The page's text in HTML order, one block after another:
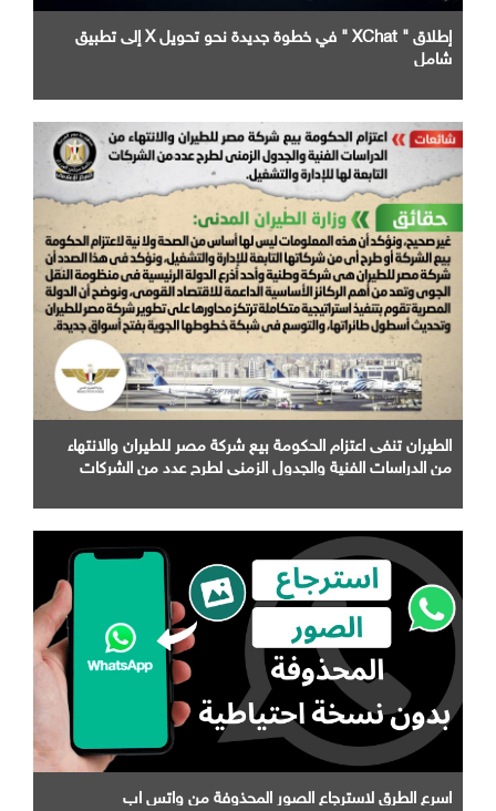
إطلاق " XChat " في خطوة جديدة نحو تحويل X إلى تطبيق
شامل
الطيران تنفى اعتزام الحكومة بيع شركة مصر للطيران والانتهاء
من الدراسات الفنية والجدول الزمني لطرح عدد من الشركات
اسرع الطرق لاسترجاع الصور المحذوفة من واتس اب